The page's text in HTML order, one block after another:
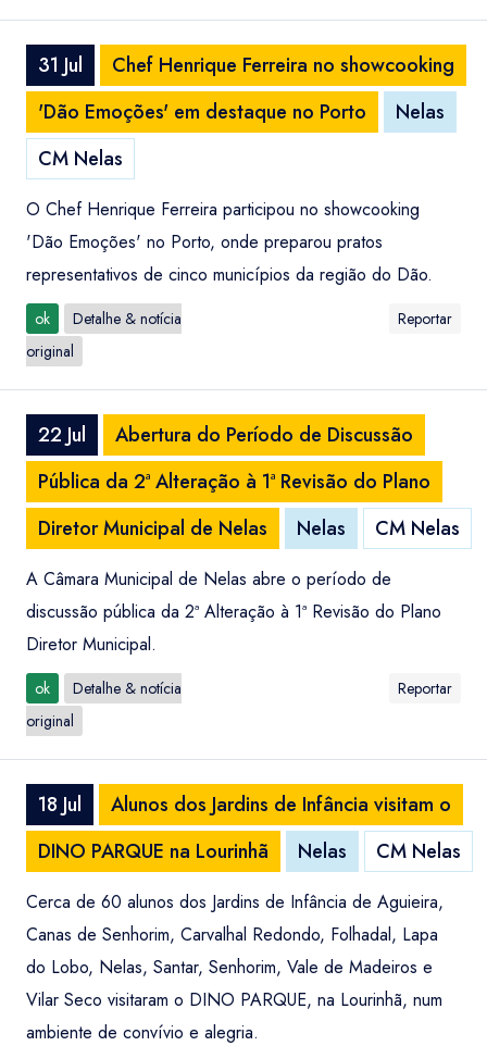
31 Jul
Chef Henrique Ferreira no showcooking
'Dão Emoções' em destaque no Porto
Nelas
CM Nelas
O Chef Henrique Ferreira participou no showcooking
'Dão Emoções' no Porto, onde preparou pratos
representativos de cinco municípios da região do Dão.
ok
Detalhe & notícia
original
Reportar
22 Jul
Abertura do Período de Discussão
Pública da 2ª Alteração à 1ª Revisão do Plano
Diretor Municipal de Nelas
Nelas CM Nelas
A Câmara Municipal de Nelas abre o período de
discussão pública da 2ª Alteração à 1ª Revisão do Plano
Diretor Municipal.
ok
Detalhe & notícia
original
Reportar
18 Jul
Alunos dos Jardins de Infância visitam o
DINO PARQUE na Lourinhã
Nelas CM Nelas
Cerca de 60 alunos dos Jardins de Infância de Aguieira,
Canas de Senhorim, Carvalhal Redondo, Folhadal, Lapa
do Lobo, Nelas, Santar, Senhorim, Vale de Madeiros e
Vilar Seco visitaram o DINO PARQUE, na Lourinhã, num
ambiente de convívio e alegria.